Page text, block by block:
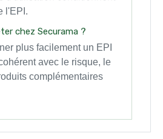
l'EPI.
chez Securama ?
plus facilement un EPI
avec le risque, le
complémentaires